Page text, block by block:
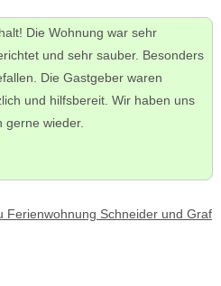
Die Wohnung war sehr
und sehr sauber. Besonders
Die Gastgeber waren
und hilfsbereit. Wir haben uns
gerne wieder.
Ferienwohnung Schneider und Graf